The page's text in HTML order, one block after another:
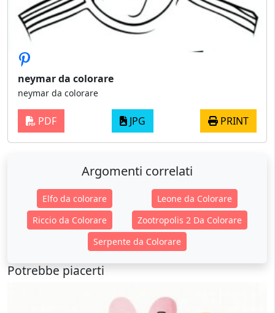
neymar da colorare
neymar da colorare
PDF JPG PRINT
Argomenti correlati
Elfo da colorare
Leone da Colorare
Riccio da Colorare
Zootropolis 2 Da Colorare
Serpente da Colorare
Potrebbe piacerti